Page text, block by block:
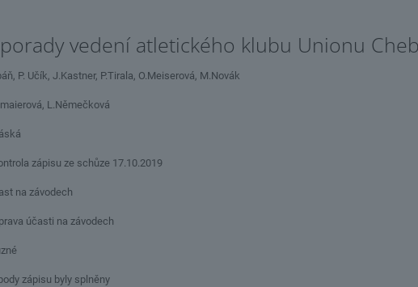
vedení atletického klubu Unionu
P. Učík, J.Kastner, P.Tirala, O.Meiserová, M.Novák
L.Němečková
zápisu ze schůze 17.10.2019
závodech
na závodech
body zápisu byly